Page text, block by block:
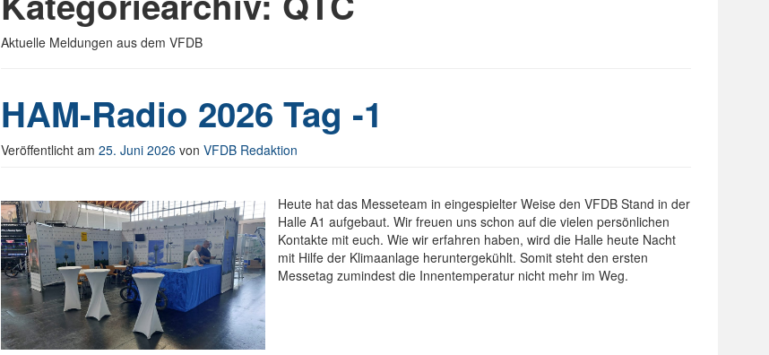
Aktuelle Meldungen aus dem VFDB
HAM-Radio 2026 Tag -1
Veröffentlicht am 25. Juni 2026 von VFDB Redaktion
Heute hat das Messeteam in eingespielter Weise den VFDB Stand in der
Halle A1 aufgebaut. Wir freuen uns schon auf die vielen persönlichen
Kontakte mit euch. Wie wir erfahren haben, wird die Halle heute Nacht
mit Hilfe der Klimaanlage heruntergekühlt. Somit steht den ersten
Messetag zumindest die Innentemperatur nicht mehr im Weg.